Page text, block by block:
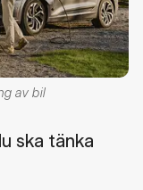
av bil
ska tänka